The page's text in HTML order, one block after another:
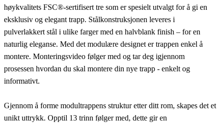
høykvalitets FSC®-sertifisert tre som er spesielt utvalgt for å gi en
eksklusiv og elegant trapp. Stålkonstruksjonen leveres i
pulverlakkert stål i ulike farger med en halvblank finish – for en
naturlig eleganse. Med det modulære designet er trappen enkel å
montere. Monteringsvideo følger med og tar deg igjennom
prosessen hvordan du skal montere din nye trapp - enkelt og
informativt.
Gjennom å forme modultrappens struktur etter ditt rom, skapes det et
unikt uttrykk. Opptil 13 trinn følger med, dette gir en